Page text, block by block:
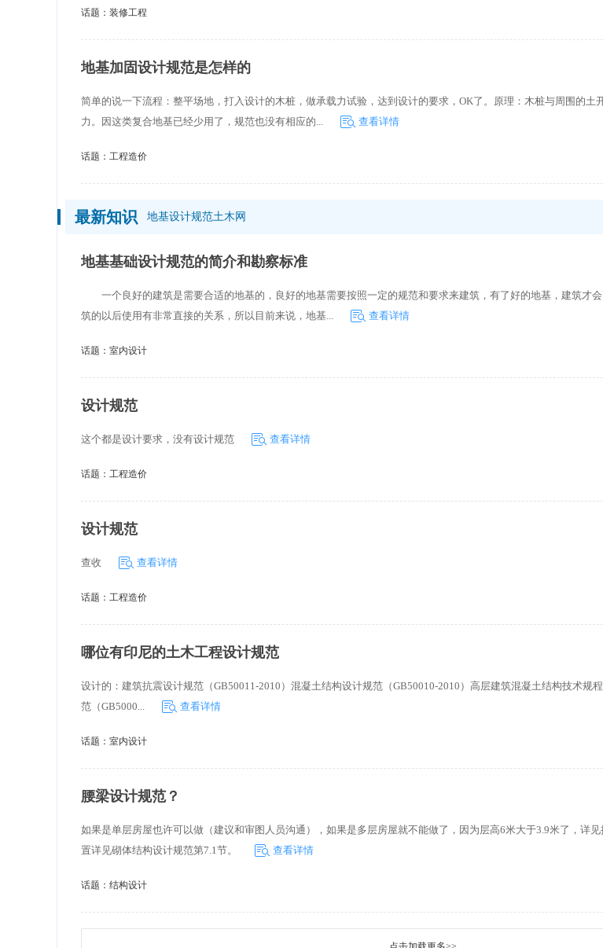
话题： 装修工程
地基加固设计规范是怎样的
简单的说一下流程：整平场地，打入设计的木桩，做承载力试验，达到设计的要求，OK了。原理：木桩与周围的土
力。因这类复合地基已经少用了，规范也没有相应的...
查看详情
话题： 工程造价
最新知识 地基设计规范土木网
地基基础设计规范的简介和勘察标准
一个良好的建筑是需要合适的地基的，良好的地基需要按照一定的规范和要求来建筑，有了好的地基，建筑才
筑的以后使用有非常直接的关系，所以目前来说，地基...
查看详情
话题： 室内设计
设计规范
这个都是设计要求，没有设计规范 查看详情
话题： 工程造价
设计规范
查收 查看详情
话题： 工程造价
哪位有印尼的土木工程设计规范
设计的：建筑抗震设计规范（GB50011-2010）混凝土结构设计规范（GB50010-2010）高层建筑混凝土结构技术规
范（GB5000...
查看详情
话题： 室内设计
腰梁设计规范？
如果是单层房屋也许可以做（建议和审图人员沟通），如果是多层房屋就不能做了，因为层高6米大于3.9米了，详
置详见砌体结构设计规范第7.1节。
查看详情
话题： 结构设计